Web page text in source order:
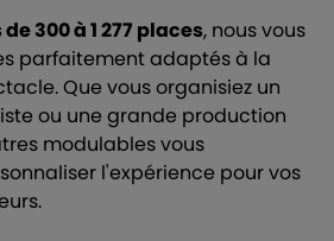
300 à 1 277 places, nous vous
parfaitement adaptés à la
Que vous organisiez un
ou une grande production
modulables vous
l'expérience pour vos